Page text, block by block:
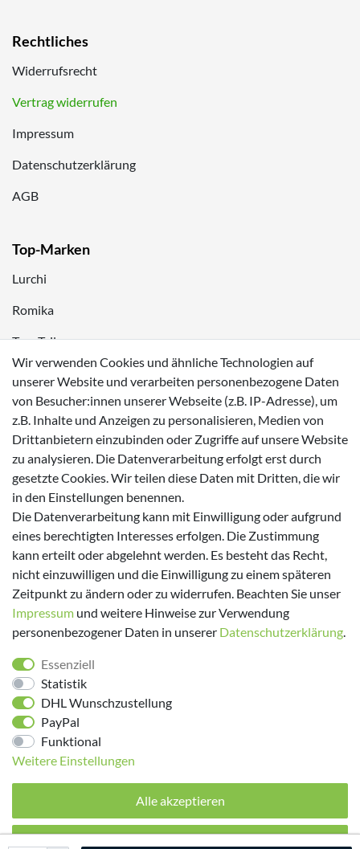
Rechtliches
Widerrufsrecht
Vertrag widerrufen
Impressum
Datenschutzerklärung
AGB
Top-Marken
Lurchi
Romika
Tom Tailor
Zahlungsmöglichkeiten
Versanddienstleister
Folge uns!
© 2026 made by Supremo | Alle Rechte vorbehalten.
Wir verwenden Cookies und ähnliche Technologien auf
unserer Website und verarbeiten personenbezogene Daten
von Besucher:innen unserer Webseite (z.B. IP-Adresse), um
z.B. Inhalte und Anzeigen zu personalisieren, Medien von
Drittanbietern einzubinden oder Zugriffe auf unsere Website
zu analysieren. Die Datenverarbeitung erfolgt erst durch
gesetzte Cookies. Wir teilen diese Daten mit Dritten, die wir
in den Einstellungen benennen.
Die Datenverarbeitung kann mit Einwilligung oder aufgrund
eines berechtigten Interesses erfolgen. Die Zustimmung
kann erteilt oder abgelehnt werden. Es besteht das Recht,
nicht einzuwilligen und die Einwilligung zu einem späteren
Zeitpunkt zu ändern oder zu widerrufen. Beachten Sie unser
Impressum und weitere Hinweise zur Verwendung
personenbezogener Daten in unserer Daten­schutz­erklärung.
Essenziell
Statistik
DHL Wunschzustellung
PayPal
Funktional
Weitere Einstellungen
Alle akzeptieren